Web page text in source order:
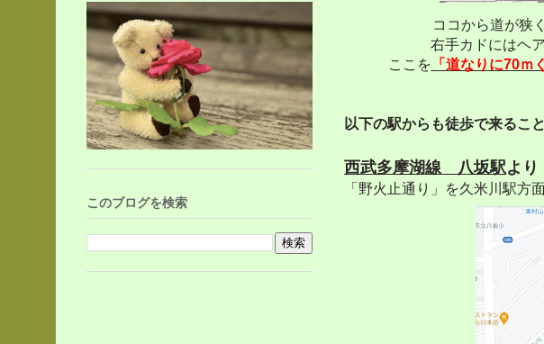
ココから道が狭
右手カドにはヘ
ここを 「道なりに70ｍ
以下の駅からも徒歩で来るこ
西武多摩湖線 八坂駅よ
「野火止通り」を久米川駅方
このブログを検索